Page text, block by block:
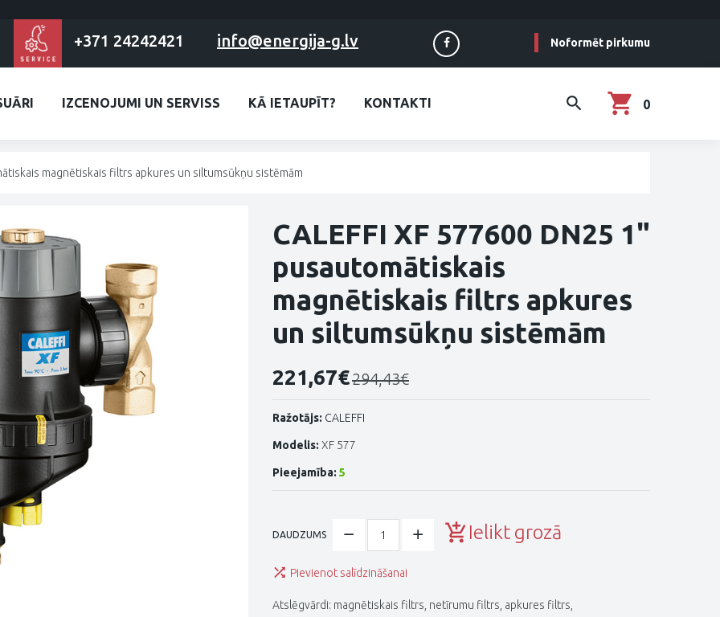
+371 24242421 info@energija-g.lv Noformēt pirkumu
IZCENOJUMI UN SERVISS KĀ IETAUPĪT? KONTAKTI 0
magnētiskais filtrs apkures un siltumsūkņu sistēmām
CALEFFI XF 577600 DN25 1"
pusautomātiskais
magnētiskais filtrs apkures
un siltumsūkņu sistēmām
221,67€294,43€
Ražotājs: CALEFFI
Modelis: XF 577
Pieejamība: 5
DAUDZUMS Ielikt grozā
Pievienot salīdzināšanai
Atslēgvārdi: magnētiskais filtrs netīrumu filtrs apkures filtrs